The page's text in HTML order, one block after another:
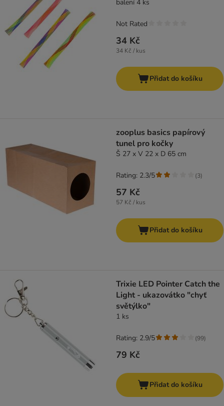
balení 4 ks
34 Kč
34 Kč / kus
Not Rated
Přidat do košíku
zooplus basics papírový
tunel pro kočky
Š 27 x V 22 x D 65 cm
57 Kč
57 Kč / kus
Rating: 2.3/5 (3)
Přidat do košíku
Trixie LED Pointer Catch the
Light - ukazovátko "chyť
světýlko"
1 ks
79 Kč
Rating: 2.9/5 (99)
Přidat do košíku